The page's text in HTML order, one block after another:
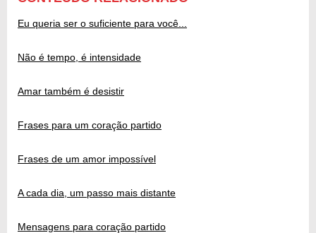
Eu queria ser o suficiente para você...
Não é tempo, é intensidade
Amar também é desistir
Frases para um coração partido
Frases de um amor impossível
A cada dia, um passo mais distante
Mensagens para coração partido